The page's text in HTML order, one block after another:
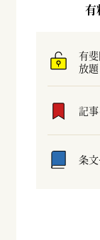
有
有
放題
記
条